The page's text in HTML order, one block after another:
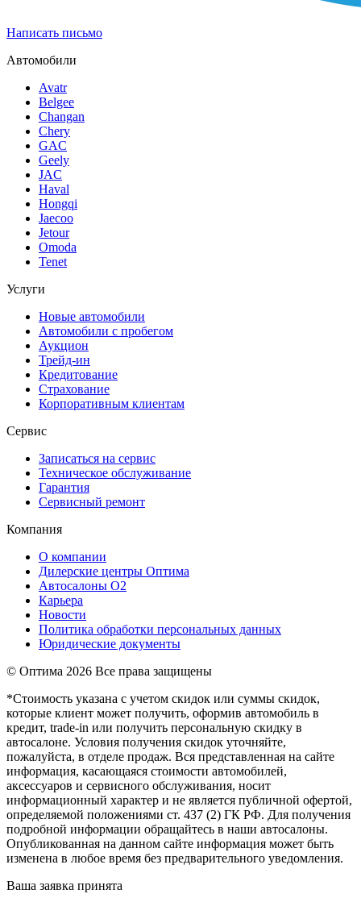
Написать письмо
Автомобили
Avatr
Belgee
Changan
Chery
GAC
Geely
JAC
Haval
Hongqi
Jaecoo
Jetour
Omoda
Tenet
Услуги
Новые автомобили
Автомобили с пробегом
Аукцион
Трейд-ин
Кредитование
Страхование
Корпоративным клиентам
Сервис
Записаться на сервис
Техническое обслуживание
Гарантия
Сервисный ремонт
Компания
О компании
Дилерские центры Оптима
Автосалоны О2
Карьера
Новости
Политика обработки персональных данных
Юридические документы
© Оптима 2026 Все права защищены
*Стоимость указана с учетом скидок или суммы скидок,
которые клиент может получить, оформив автомобиль в
кредит, trade-in или получить персональную скидку в
автосалоне. Условия получения скидок уточняйте,
пожалуйста, в отделе продаж. Вся представленная на сайте
информация, касающаяся стоимости автомобилей,
аксессуаров и сервисного обслуживания, носит
информационный характер и не является публичной офертой,
определяемой положениями ст. 437 (2) ГК РФ. Для получения
подробной информации обращайтесь в наши автосалоны.
Опубликованная на данном сайте информация может быть
изменена в любое время без предварительного уведомления.
Ваша заявка принята